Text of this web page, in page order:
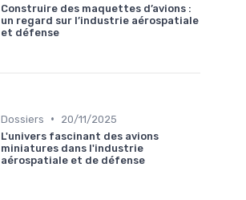
Construire des maquettes d’avions :
un regard sur l’industrie aérospatiale
et défense
Dossiers •
20/11/2025
L'univers fascinant des avions
miniatures dans l'industrie
aérospatiale et de défense